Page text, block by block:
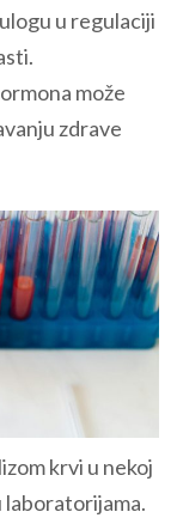
u regulaciji
može
zdrave
krvi u nekoj
laboratorijama.